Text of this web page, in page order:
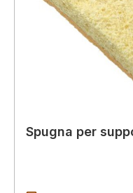
Spugna per